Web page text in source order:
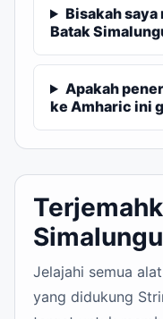
Bisakah
Batak
Apakah
ke Amharic ini
Jelajahi semua
yang didukung